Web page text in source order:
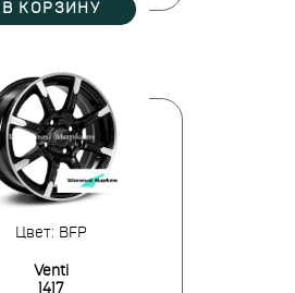
В КОРЗИНУ
Цвет: BFP
Venti
1417